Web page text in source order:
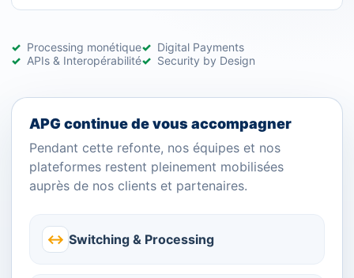
Processing monétique
Digital Payments
APIs & Interopérabilité
Security by Design
APG continue de vous accompagner
Pendant cette refonte, nos équipes et nos
plateformes restent pleinement mobilisées
auprès de nos clients et partenaires.
↔ Switching & Processing